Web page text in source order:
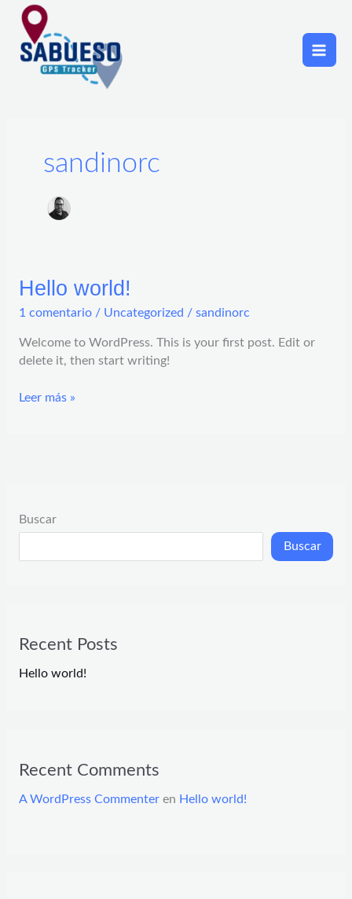
contenido
sandinorc
Hello world!
1 comentario / Uncategorized / sandinorc
Welcome to WordPress. This is your first post. Edit or
delete it, then start writing!
Hello
Leer más »
Buscar
Buscar
Recent Posts
Hello world!
Recent Comments
A WordPress Commenteren Hello world!